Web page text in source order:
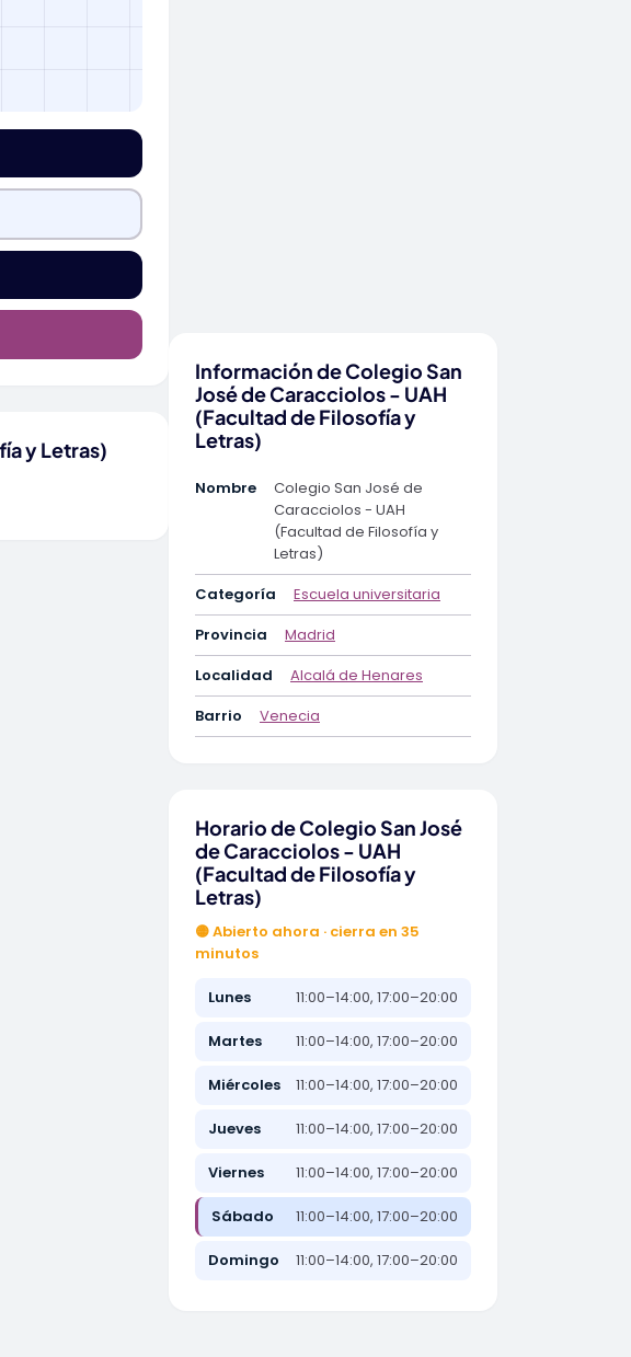
y Letras)
Información de Colegio San
José de Caracciolos - UAH
(Facultad de Filosofía y
Letras)
Nombre
Colegio San José de
Caracciolos - UAH
(Facultad de Filosofía y
Letras)
Categoría
Escuela universitaria
Provincia
Madrid
Localidad
Alcalá de Henares
Barrio
Venecia
Horario de Colegio San José
de Caracciolos - UAH
(Facultad de Filosofía y
Letras)
🟡 Abierto ahora · cierra en 35
minutos
Lunes 11:00–14:00, 17:00–20:00
Martes 11:00–14:00, 17:00–20:00
Miércoles 11:00–14:00, 17:00–20:00
Jueves 11:00–14:00, 17:00–20:00
Viernes 11:00–14:00, 17:00–20:00
Sábado 11:00–14:00, 17:00–20:00
Domingo 11:00–14:00, 17:00–20:00